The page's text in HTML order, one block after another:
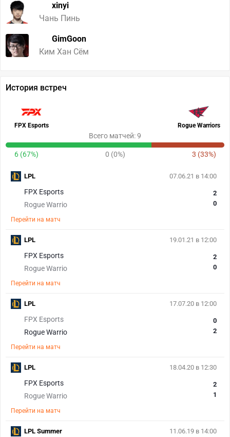
xinyi
Чань Пинь
GimGoon
Ким Хан Сём
История встреч
FPX Esports Rogue Warriors
Всего матчей: 9
6 (67%) 0 (0%) 3 (33%)
07.06.21 в 14:00
FPX Esports
Rogue Warrio
2
0
Перейти на матч
LPL
19.01.21 в 12:00
FPX Esports
Rogue Warrio
2
0
Перейти на матч
LPL
17.07.20 в 12:00
FPX Esports
Rogue Warrio
0
2
Перейти на матч
LPL
18.04.20 в 12:30
FPX Esports
Rogue Warrio
2
1
Перейти на матч
LPL
11.06.19 в 14:00
LPL Summer